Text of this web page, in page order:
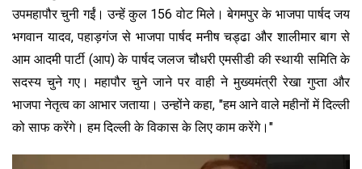
उपमहापौर चुनी गईं। उन्हें कुल 156 वोट मिले। बेगमपुर के भाजपा पार्षद जय
भगवान यादव, पहाड़गंज से भाजपा पार्षद मनीष चड्ढा और शालीमार बाग से
आम आदमी पार्टी (आप) के पार्षद जलज चौधरी एमसीडी की स्थायी समिति के
सदस्य चुने गए। महापौर चुने जाने पर वाही ने मुख्यमंत्री रेखा गुप्ता और
भाजपा नेतृत्व का आभार जताया। उन्होंने कहा, "हम आने वाले महीनों में दिल्ली
को साफ करेंगे। हम दिल्ली के विकास के लिए काम करेंगे।"